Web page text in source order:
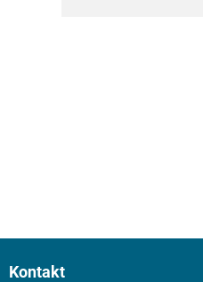
Kontakt